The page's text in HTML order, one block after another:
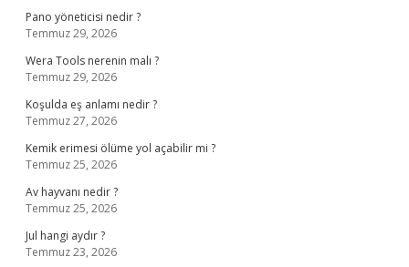
Pano yöneticisi nedir ?
Temmuz 29, 2026
Wera Tools nerenin malı ?
Temmuz 29, 2026
Koşulda eş anlamı nedir ?
Temmuz 27, 2026
Kemik erimesi ölüme yol açabilir mi ?
Temmuz 25, 2026
Av hayvanı nedir ?
Temmuz 25, 2026
Jul hangi aydır ?
Temmuz 23, 2026